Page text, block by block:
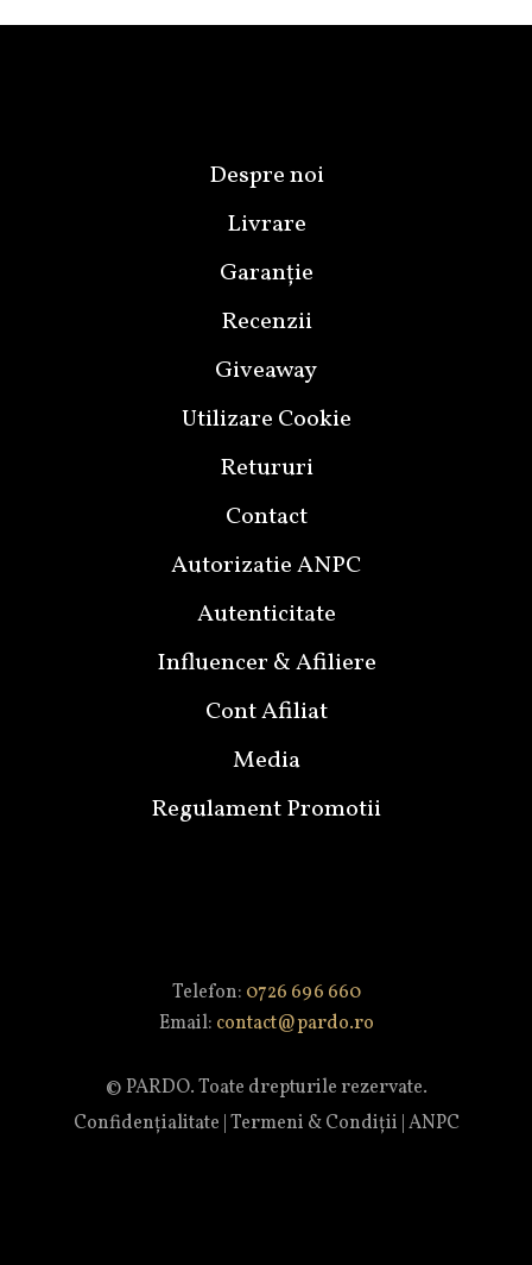
Despre noi
Livrare
Garanție
Recenzii
Giveaway
Utilizare Cookie
Retururi
Contact
Autorizatie ANPC
Autenticitate
Influencer & Afiliere
Cont Afiliat
Media
Regulament Promotii
Telefon: 0726 696 660
Email: contact@pardo.ro
© PARDO. Toate drepturile rezervate.
Confidențialitate Termeni & Condiții ANPC